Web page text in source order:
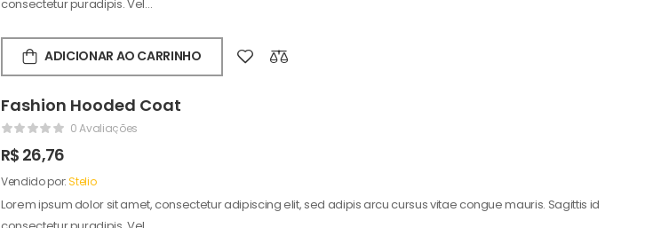
consectetur puradipis. Vel…
ADICIONAR AO CARRINHO
Fashion Hooded Coat
0 Avaliações
R$ 26,76
Vendido por:Stelio
Lorem ipsum dolor sit amet, consectetur adipiscing elit, sed adipis arcu cursus vitae congue mauris. Sagittis id